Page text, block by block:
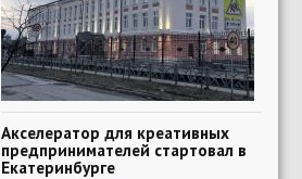
Акселератор для креативных
предпринимателей стартовал в
Екатеринбурге